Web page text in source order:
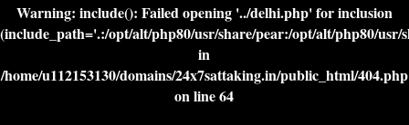
Warning: include(): Failed opening '../delhi.php' for inclusion
(include_path='.:/opt/alt/php80/usr/share/pear:/opt/alt/php80/
in
/home/u112153130/domains/24x7sattaking.in/public_html/404.php
on line64